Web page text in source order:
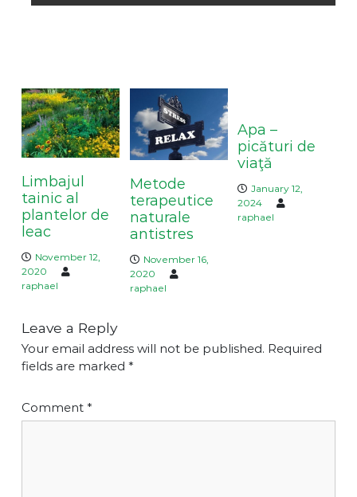
g
a
t
i
n
Limbajul
tainic al
plantelor de
leac
November 12,
2020
raphael
Metode
terapeutice
naturale
antistres
November 16,
2020
raphael
Apa –
picături de
viaţă
January 12,
2024
raphael
Leave a Reply
Your email address will not be published. Required
fields are marked *
Comment *